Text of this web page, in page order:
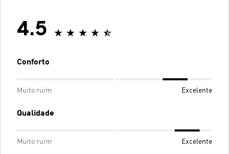
4.5
Conforto
Muito ruim Excelente
Qualidade
Muito ruim Excelente